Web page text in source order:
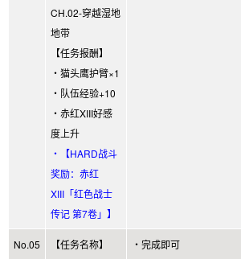
CH.02-穿越湿地
地带
【任务报酬】
・猫头鹰护臂×1
・队伍经验+10
・赤红XIII好感
度上升
・【HARD战斗
奖励：赤红
XIII「红色战士
传记 第7卷」】
No.05
【任务名称】
・完成即可